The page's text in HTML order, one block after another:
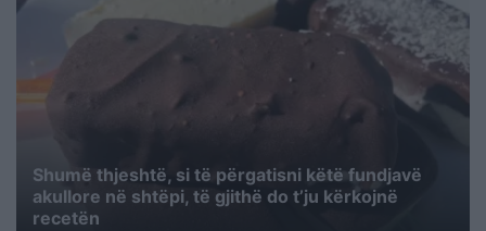
Shumë thjeshtë, si të përgatisni këtë fundjavë
akullore në shtëpi, të gjithë do t’ju kërkojnë
recetën